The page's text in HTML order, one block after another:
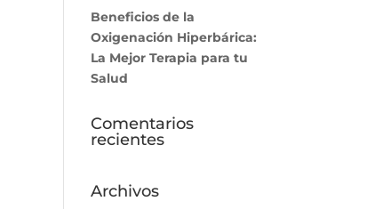
Beneficios de la
Oxigenación Hiperbárica:
La Mejor Terapia para tu
Salud
Comentarios
recientes
Archivos